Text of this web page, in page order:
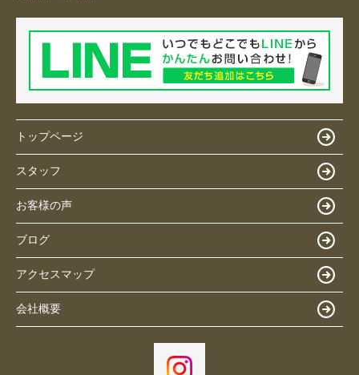
トップページ
スタッフ
お客様の声
ブログ
アクセスマップ
会社概要